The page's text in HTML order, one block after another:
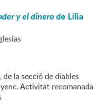
y el dinerode Lília
la secció de diables
Activitat recomanada